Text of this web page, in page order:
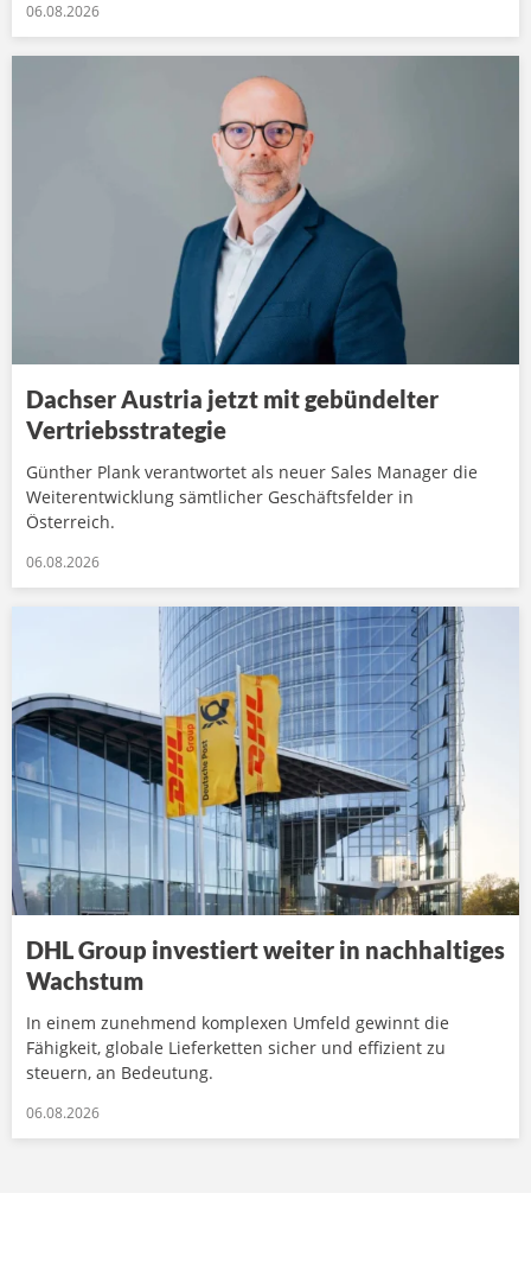
06.08.2026
Dachser Austria jetzt mit gebündelter
Vertriebsstrategie
Günther Plank verantwortet als neuer Sales Manager die
Weiterentwicklung sämtlicher Geschäftsfelder in
Österreich.
06.08.2026
DHL Group investiert weiter in nachhaltiges
Wachstum
In einem zunehmend komplexen Umfeld gewinnt die
Fähigkeit, globale Lieferketten sicher und effizient zu
steuern, an Bedeutung.
06.08.2026